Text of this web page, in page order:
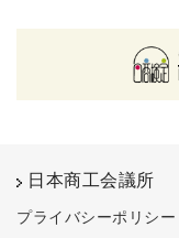
日本商工会議所
プライバシーポリシー